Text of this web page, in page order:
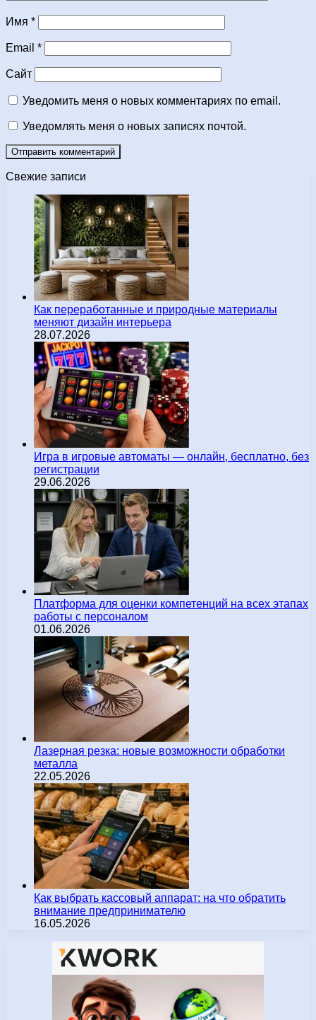
Имя *
Email *
Сайт
Уведомить меня о новых комментариях по email.
Уведомлять меня о новых записях почтой.
Свежие записи
Как переработанные и природные материалы
меняют дизайн интерьера
28.07.2026
Игра в игровые автоматы — онлайн, бесплатно, без
регистрации
29.06.2026
Платформа для оценки компетенций на всех этапах
работы с персоналом
01.06.2026
Лазерная резка: новые возможности обработки
металла
22.05.2026
Как выбрать кассовый аппарат: на что обратить
внимание предпринимателю
16.05.2026